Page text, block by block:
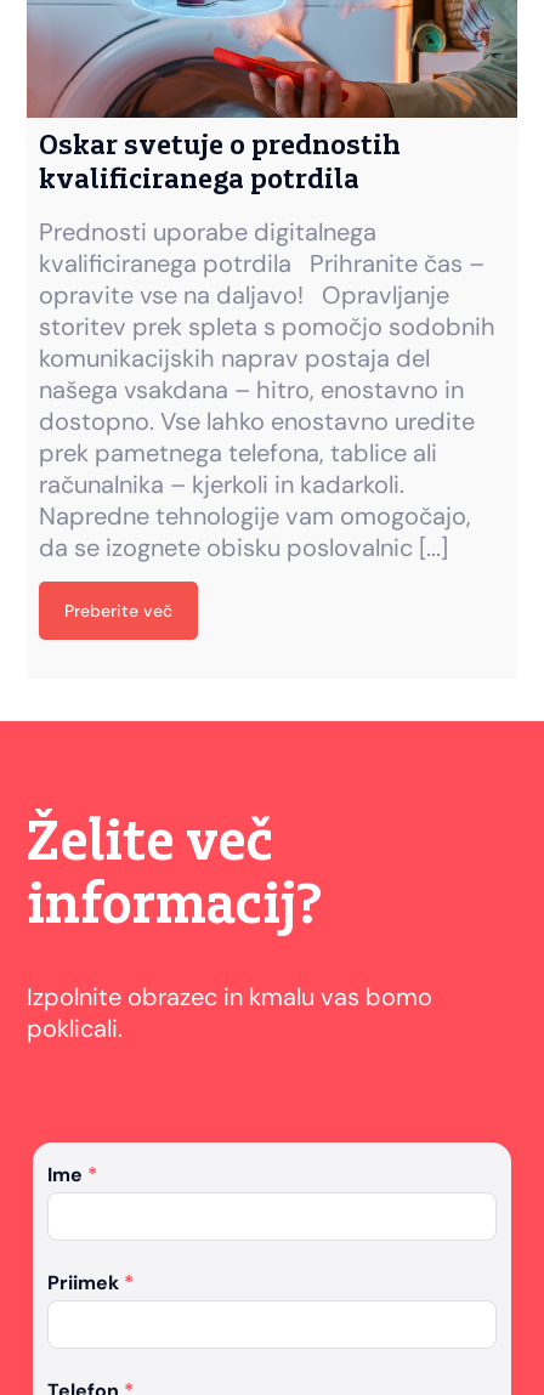
Oskar svetuje o prednostih
kvalificiranega potrdila
Prednosti uporabe digitalnega
kvalificiranega potrdila Prihranite čas –
opravite vse na daljavo! Opravljanje
storitev prek spleta s pomočjo sodobnih
komunikacijskih naprav postaja del
našega vsakdana – hitro, enostavno in
dostopno. Vse lahko enostavno uredite
prek pametnega telefona, tablice ali
računalnika – kjerkoli in kadarkoli.
Napredne tehnologije vam omogočajo,
da se izognete obisku poslovalnic [...]
Želite več
informacij?
Izpolnite obrazec in kmalu vas bomo
poklicali.
Ime *
Priimek *